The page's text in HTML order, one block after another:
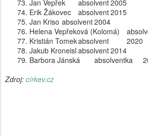
Jan Vepřek
absolvent2005
Erik Žákovec
absolvent2015
Jan Kriso absolvent2004
Helena Vepřeková (Kolomá)
Kristián Tomekabsolvent
2020
Jakub Kroneisl absolvent2014
Barbora Jánská
absolventka
Zdroj: církev.cz